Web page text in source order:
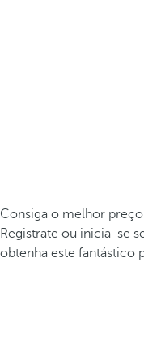
Consiga o melhor
Registrate ou inicia-se
obtenha este fantástico